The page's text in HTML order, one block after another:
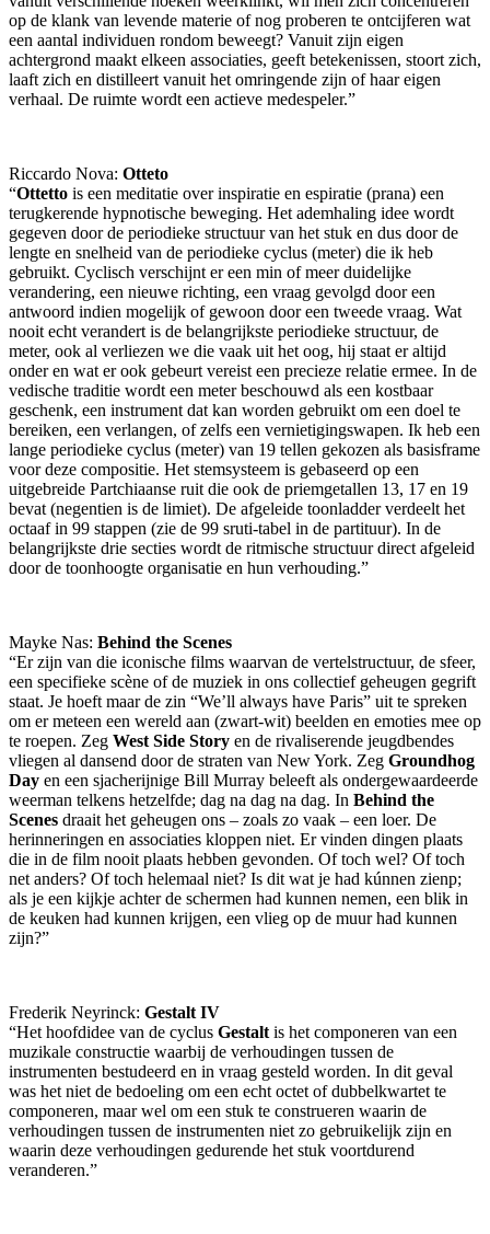
op de klank van levende materie of nog proberen te ontcijferen wat
een aantal individuen rondom beweegt? Vanuit zijn eigen
achtergrond maakt elkeen associaties, geeft betekenissen, stoort zich,
laaft zich en distilleert vanuit het omringende zijn of haar eigen
verhaal. De ruimte wordt een actieve medespeler.”
Riccardo Nova: Otteto
“Ottetto is een meditatie over inspiratie en espiratie (prana) een
terugkerende hypnotische beweging. Het ademhaling idee wordt
gegeven door de periodieke structuur van het stuk en dus door de
lengte en snelheid van de periodieke cyclus (meter) die ik heb
gebruikt. Cyclisch verschijnt er een min of meer duidelijke
verandering, een nieuwe richting, een vraag gevolgd door een
antwoord indien mogelijk of gewoon door een tweede vraag. Wat
nooit echt verandert is de belangrijkste periodieke structuur, de
meter, ook al verliezen we die vaak uit het oog, hij staat er altijd
onder en wat er ook gebeurt vereist een precieze relatie ermee. In de
vedische traditie wordt een meter beschouwd als een kostbaar
geschenk, een instrument dat kan worden gebruikt om een doel te
bereiken, een verlangen, of zelfs een vernietigingswapen. Ik heb een
lange periodieke cyclus (meter) van 19 tellen gekozen als basisframe
voor deze compositie. Het stemsysteem is gebaseerd op een
uitgebreide Partchiaanse ruit die ook de priemgetallen 13, 17 en 19
bevat (negentien is de limiet). De afgeleide toonladder verdeelt het
octaaf in 99 stappen (zie de 99 sruti-tabel in de partituur). In de
belangrijkste drie secties wordt de ritmische structuur direct afgeleid
door de toonhoogte organisatie en hun verhouding.”
Mayke Nas: Behind the Scenes
“Er zijn van die iconische films waarvan de vertelstructuur, de sfeer,
een specifieke scène of de muziek in ons collectief geheugen gegrift
staat. Je hoeft maar de zin “We’ll always have Paris” uit te spreken
om er meteen een wereld aan (zwart-wit) beelden en emoties mee op
te roepen. Zeg West Side Story en de rivaliserende jeugdbendes
vliegen al dansend door de straten van New York. Zeg Groundhog
Day en een sjacherijnige Bill Murray beleeft als ondergewaardeerde
weerman telkens hetzelfde; dag na dag na dag. In Behind the
Scenes draait het geheugen ons – zoals zo vaak – een loer. De
herinneringen en associaties kloppen niet. Er vinden dingen plaats
die in de film nooit plaats hebben gevonden. Of toch wel? Of toch
net anders? Of toch helemaal niet? Is dit wat je had kúnnen zienp;
als je een kijkje achter de schermen had kunnen nemen, een blik in
de keuken had kunnen krijgen, een vlieg op de muur had kunnen
zijn?”
Frederik Neyrinck: Gestalt IV
“Het hoofdidee van de cyclus Gestalt is het componeren van een
muzikale constructie waarbij de verhoudingen tussen de
instrumenten bestudeerd en in vraag gesteld worden. In dit geval
was het niet de bedoeling om een echt octet of dubbelkwartet te
componeren, maar wel om een stuk te construeren waarin de
verhoudingen tussen de instrumenten niet zo gebruikelijk zijn en
waarin deze verhoudingen gedurende het stuk voortdurend
veranderen.”